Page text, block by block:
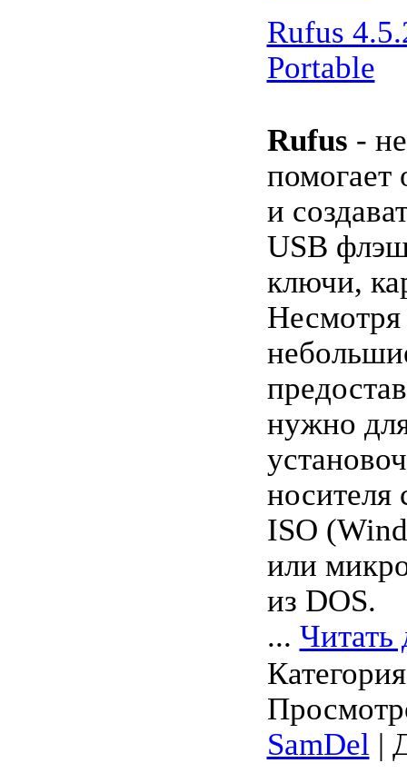
Rufus
Portable
Rufus -
помогает
и
USB
ключи,
Несмотря
нужно
носителя
ISO
или
из DOS.
... Читать
SamDel |